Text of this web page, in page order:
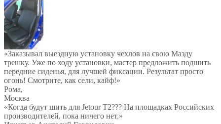
«Заказывал выездную установку чехлов на свою Мазду
трешку. Уже по ходу установки, мастер предложить подшить
передние сиденья, для лучшей фиксации. Результат просто
огонь! Смотрите, как сели, кайф!»
Рома,
Москва
«Когда будут шить для Jetour T2??? На площадках Российских
производителей, пока ничего нет.»